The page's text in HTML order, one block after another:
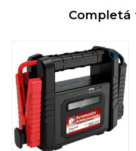
Completá